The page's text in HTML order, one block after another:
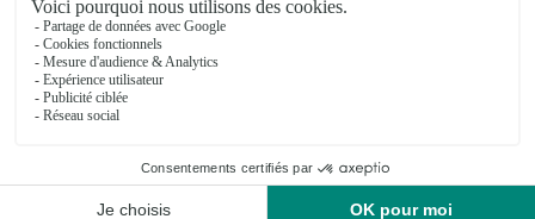
Rapidité de commande Bouquets sympathique
26/02/2026
Trustpilot